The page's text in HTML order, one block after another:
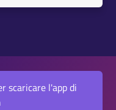
scaricare l'app di